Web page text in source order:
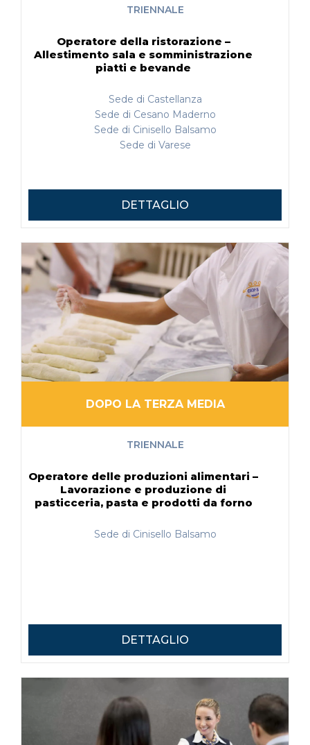
TRIENNALE
Operatore della ristorazione –
Allestimento sala e somministrazione
piatti e bevande
Sede di Castellanza
Sede di Cesano Maderno
Sede di Cinisello Balsamo
Sede di Varese
DETTAGLIO
DOPO LA TERZA MEDIA
TRIENNALE
Operatore delle produzioni alimentari –
Lavorazione e produzione di
pasticceria, pasta e prodotti da forno
Sede di Cinisello Balsamo
DETTAGLIO